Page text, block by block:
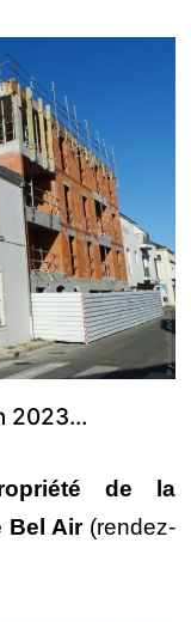
2023…
de la
Bel Air(rendez-